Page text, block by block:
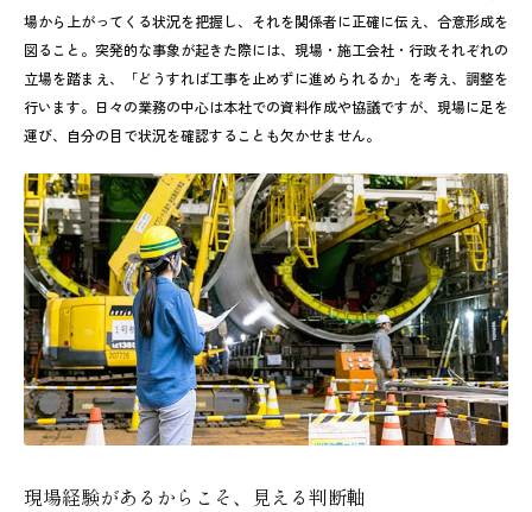
場から上がってくる状況を把握し、それを関係者に正確に伝え、合意形成を
図ること。突発的な事象が起きた際には、現場・施工会社・行政それぞれの
立場を踏まえ、「どうすれば工事を止めずに進められるか」を考え、調整を
行います。日々の業務の中心は本社での資料作成や協議ですが、現場に足を
運び、自分の目で状況を確認することも欠かせません。
現場経験があるからこそ、見える判断軸